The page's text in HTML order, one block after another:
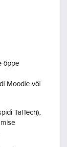
õppe
Moodle või
TalTech),